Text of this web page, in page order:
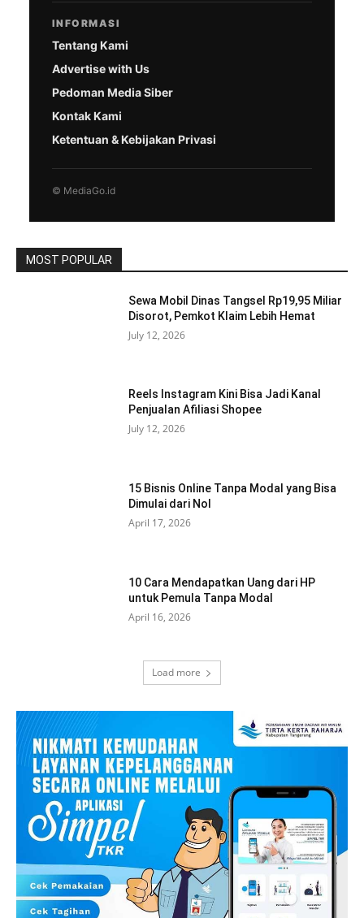
INFORMASI
Tentang Kami
Advertise with Us
Pedoman Media Siber
Kontak Kami
Ketentuan & Kebijakan Privasi
© MediaGo.id
MOST POPULAR
Sewa Mobil Dinas Tangsel Rp19,95 Miliar
Disorot, Pemkot Klaim Lebih Hemat
July 12, 2026
Reels Instagram Kini Bisa Jadi Kanal
Penjualan Afiliasi Shopee
July 12, 2026
15 Bisnis Online Tanpa Modal yang Bisa
Dimulai dari Nol
April 17, 2026
10 Cara Mendapatkan Uang dari HP
untuk Pemula Tanpa Modal
April 16, 2026
Load more